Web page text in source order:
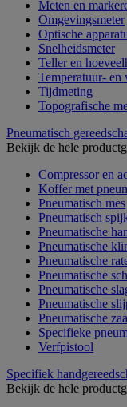
Meten en
Omgevingsmeter
Optische
Snelheidsmeter
Teller en
Temperatuur- en
Tijdmeting
Topografische
Pneumatisch
Bekijk de hele
Compressor en
Koffer met
Pneumatisch mes
Pneumatisch
Pneumatische
Pneumatische
Pneumatische
Pneumatische
Pneumatische
Pneumatische
Pneumatische
Specifieke
Verfpistool
Specifiek
Bekijk de hele